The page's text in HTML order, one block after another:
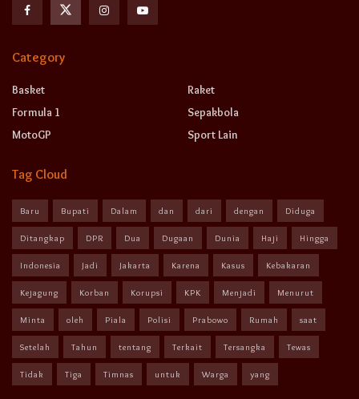
Category
Basket
Formula 1
MotoGP
Raket
Sepakbola
Sport Lain
Tag Cloud
Baru Bupati Dalam dan dari dengan Diduga
Ditangkap DPR Dua Dugaan Dunia Haji Hingga
Indonesia Jadi Jakarta Karena Kasus Kebakaran
Kejagung Korban Korupsi KPK Menjadi Menurut
Minta oleh Piala Polisi Prabowo Rumah saat
Setelah Tahun tentang Terkait Tersangka Tewas
Tidak Tiga Timnas untuk Warga yang